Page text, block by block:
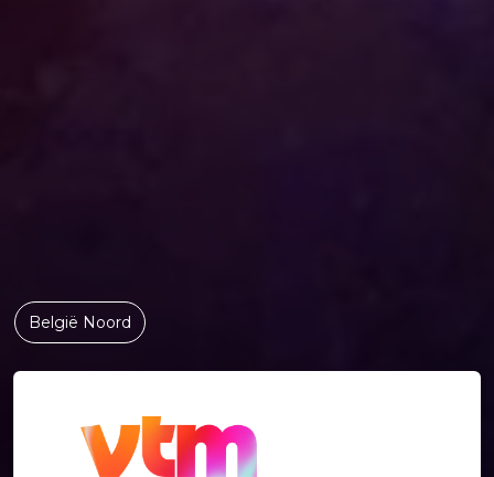
België Noord